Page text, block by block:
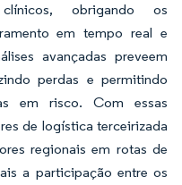
obrigando os
em tempo real e
avançadas preveem
perdas e permitindo
em risco. Com essas
de logística terceirizada
regionais em rotas de
a participação entre os